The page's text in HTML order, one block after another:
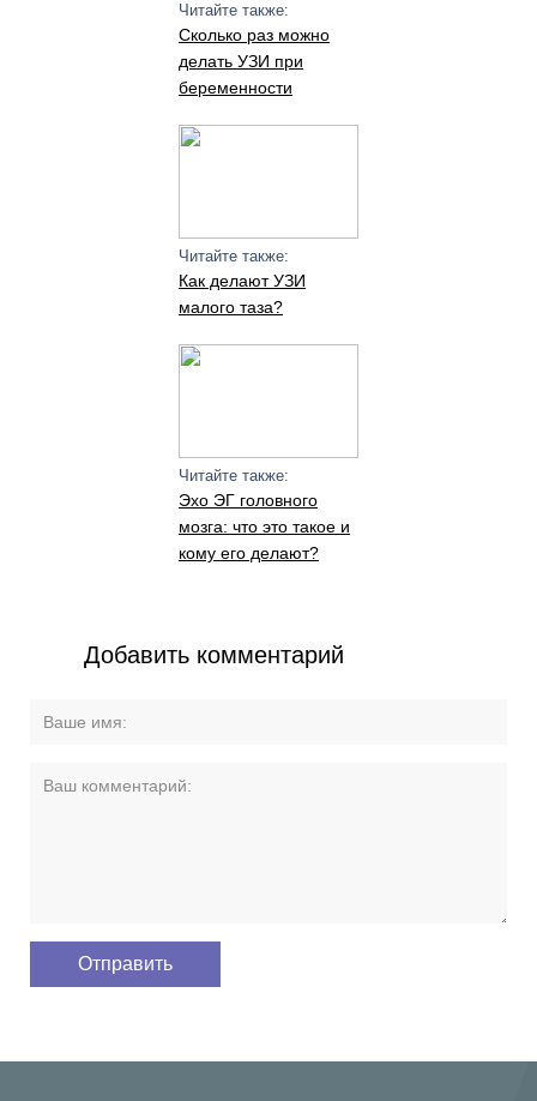
Читайте также:
Сколько раз можно
делать УЗИ при
беременности
Читайте также:
Как делают УЗИ
малого таза?
Читайте также:
Эхо ЭГ головного
мозга: что это такое и
кому его делают?
Добавить комментарий